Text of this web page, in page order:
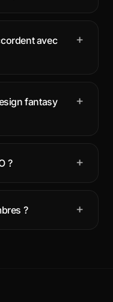
avec
+
fantasy
+
? +
? +